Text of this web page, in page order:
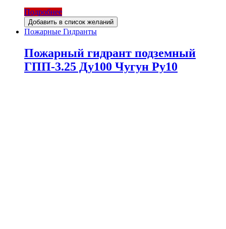
Подробнее
Добавить в список желаний
Пожарные Гидранты
Пожарный гидрант подземный
ГПП-3.25 Ду100 Чугун Ру10